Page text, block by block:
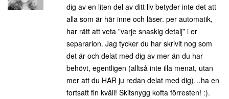
dig av en liten del av ditt liv betyder inte det att
alla som är här inne och läser. per automatik,
har rätt att veta ”varje snaskig detalj” i er
separarion. Jag tycker du har skrivit nog som
det är och delat med dig av mer än du har
behövt, egentligen (alltså inte illa menat, utan
mer att du HAR ju redan delat med dig)…ha en
fortsatt fin kväll! Skitsnygg kofta förresten! :).